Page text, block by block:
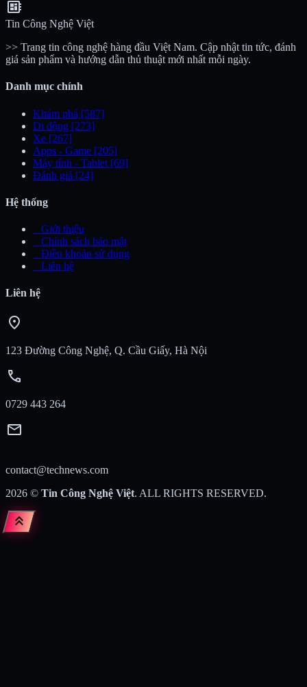
developer_board
Tin Công Nghệ Việt
>> Trang tin công nghệ hàng đầu Việt Nam. Cập nhật tin tức, đánh
giá sản phẩm và hướng dẫn thủ thuật mới nhất mỗi ngày.
Danh mục chính
Khám phá [587]
Di động [273]
Xe [267]
Apps - Game [205]
Máy tính - Tablet [69]
Đánh giá [24]
Hệ thống
Giới thiệu
Chính sách bảo mật
Điều khoản sử dụng
Liên hệ
Liên hệ
location_on
123 Đường Công Nghệ, Q. Cầu Giấy, Hà Nội
call
0729 443 264
mail
contact@technews.com
2026 © Tin Công Nghệ Việt. ALL RIGHTS RESERVED.
keyboard_double_arrow_up